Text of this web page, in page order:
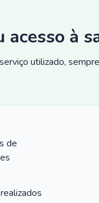
à
utilizado,
de